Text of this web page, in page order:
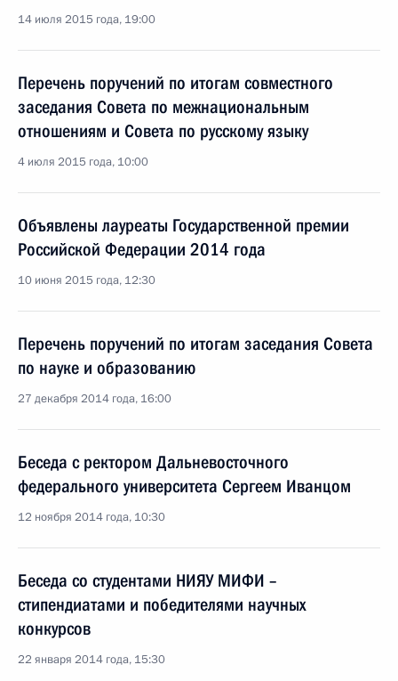
14 июля 2015 года, 19:00
Перечень поручений по итогам совместного
заседания Совета по межнациональным
отношениям и Совета по русскому языку
4 июля 2015 года, 10:00
Объявлены лауреаты Государственной премии
Российской Федерации 2014 года
10 июня 2015 года, 12:30
Перечень поручений по итогам заседания Совета
по науке и образованию
27 декабря 2014 года, 16:00
Беседа с ректором Дальневосточного
федерального университета Сергеем Иванцом
12 ноября 2014 года, 10:30
Беседа со студентами НИЯУ МИФИ –
стипендиатами и победителями научных
конкурсов
22 января 2014 года, 15:30